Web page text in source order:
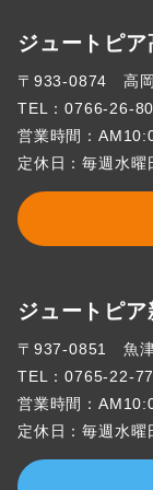
ジュートピア
〒933-0874 高
TEL：0766-26-
営業時間：
定休日：毎週水曜
ジュートピア
〒937-0851 魚
TEL：0765-22-
営業時間：
定休日：毎週水曜